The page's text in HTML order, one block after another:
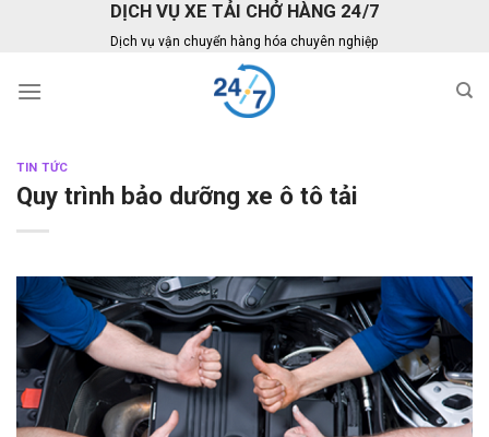
DỊCH VỤ XE TẢI CHỞ HÀNG 24/7
Dịch vụ vận chuyển hàng hóa chuyên nghiệp
TIN TỨC
Quy trình bảo dưỡng xe ô tô tải